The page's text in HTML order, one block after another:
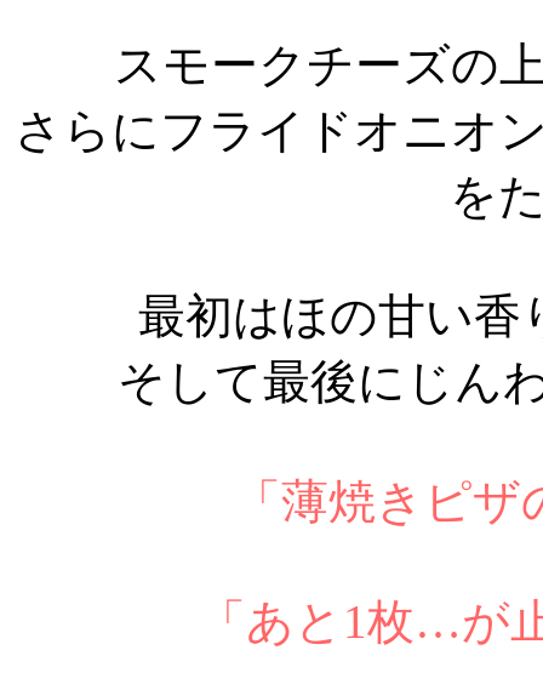
スモークチーズの
さらにフライドオニオ
を
最初はほの甘い香
そして最後にじん
「薄焼きピ
「あと1枚…が